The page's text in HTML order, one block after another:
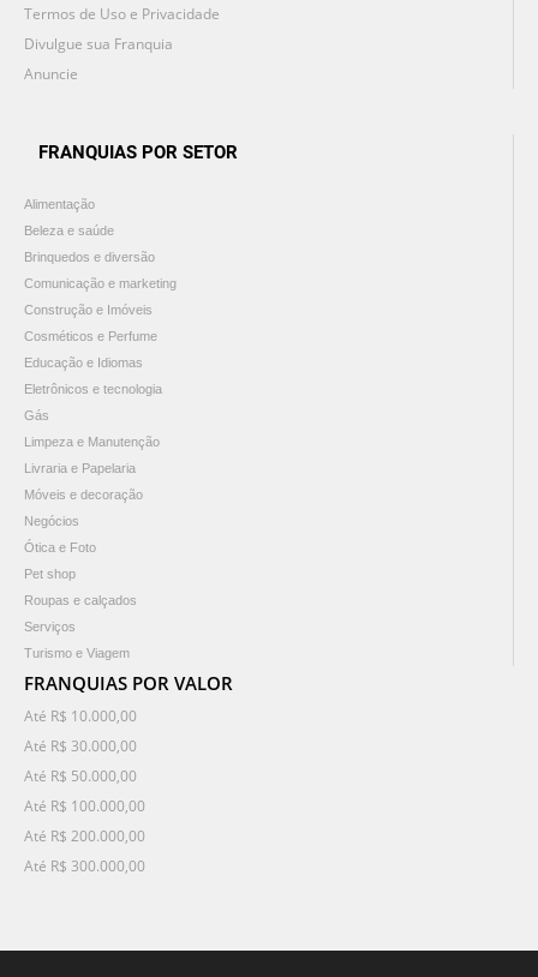
Termos de Uso e Privacidade
Divulgue sua Franquia
Anuncie
FRANQUIAS POR SETOR
Alimentação
Beleza e saúde
Brinquedos e diversão
Comunicação e marketing
Construção e Imóveis
Cosméticos e Perfume
Educação e Idiomas
Eletrônicos e tecnologia
Gás
Limpeza e Manutenção
Livraria e Papelaria
Móveis e decoração
Negócios
Ótica e Foto
Pet shop
Roupas e calçados
Serviços
Turismo e Viagem
FRANQUIAS POR VALOR
Até R$ 10.000,00
Até R$ 30.000,00
Até R$ 50.000,00
Até R$ 100.000,00
Até R$ 200.000,00
Até R$ 300.000,00